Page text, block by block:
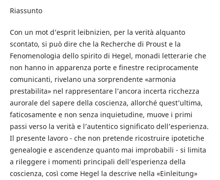
Riassunto
Con un mot d’esprit leibnizien, per la verità alquanto
scontato, si può dire che la Recherche di Proust e la
Fenomenologia dello spirito di Hegel, monadi letterarie che
non hanno in apparenza porte e finestre reciprocamente
comunicanti, rivelano una sorprendente «armonia
prestabilita» nel rappresentare l’ancora incerta ricchezza
aurorale del sapere della coscienza, allorché quest’ultima,
faticosamente e non senza inquietudine, muove i primi
passi verso la verità e l’autentico significato dell’esperienza.
Il presente lavoro - che non pretende ricostruire ipotetiche
genealogie e ascendenze quanto mai improbabili - si limita
a rileggere i momenti principali dell’esperienza della
coscienza, così come Hegel la descrive nella «Einleitung»